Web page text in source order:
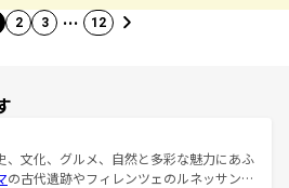
2 3 … 12
、文化、グルメ、自然と多彩な魅力にあふ
の古代遺跡やフィレンツェのルネッサンス